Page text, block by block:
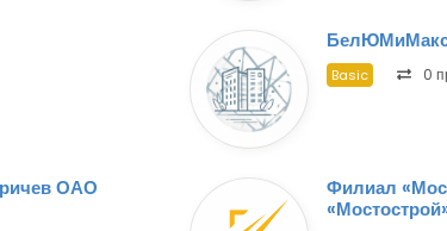
Basic 0
ОАО
Филиал